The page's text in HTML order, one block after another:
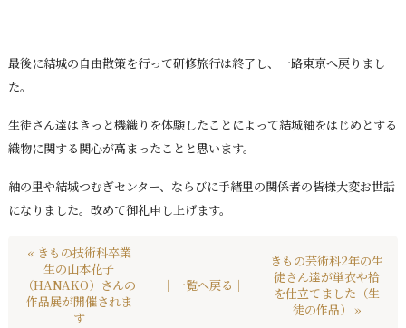
最後に結城の自由散策を行って研修旅行は終了し、一路東京へ戻りまし
た。
生徒さん達はきっと機織りを体験したことによって結城紬をはじめとする
織物に関する関心が高まったことと思います。
紬の里や結城つむぎセンター、ならびに手緖里の関係者の皆様大変お世話
になりました。改めて御礼申し上げます。
« きもの技術科卒業
生の山本花子
（HANAKO）さんの
作品展が開催されま
す
｜一覧へ戻る｜
きもの芸術科2年の生
徒さん達が単衣や袷
を仕立てました（生
徒の作品） »